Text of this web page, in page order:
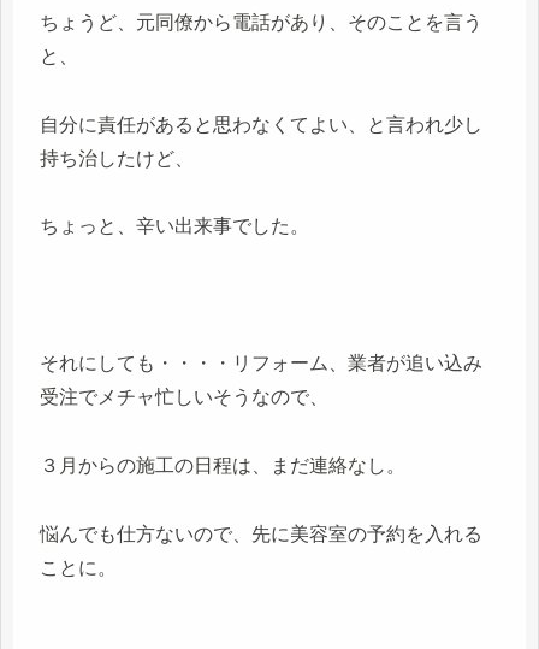
ちょうど、元同僚から電話があり、そのことを言う
と、
自分に責任があると思わなくてよい、と言われ少し
持ち治したけど、
ちょっと、辛い出来事でした。
それにしても・・・・リフォーム、業者が追い込み
受注でメチャ忙しいそうなので、
３月からの施工の日程は、まだ連絡なし。
悩んでも仕方ないので、先に美容室の予約を入れる
ことに。